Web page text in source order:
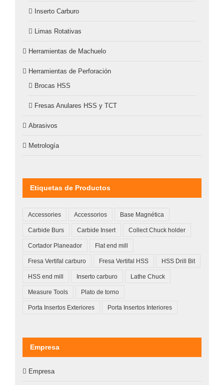
Inserto Carburo
Limas Rotativas
Herramientas de Machuelo
Herramientas de Perforación
Brocas HSS
Fresas Anulares HSS y TCT
Abrasivos
Metrología
Etiquetas de Productos
Accessories Accessorios Base Magnética
Carbide Burs Carbide Insert Collect Chuck holder
Cortador Planeador Flat end mill
Fresa Vertifal carburo Fresa Vertifal HSS HSS Drill Bit
HSS end mill Inserto carburo Lathe Chuck
Measure Tools Plato de torno
Porta Insertos Exteriores Porta Insertos Interiores
Empresa
Empresa